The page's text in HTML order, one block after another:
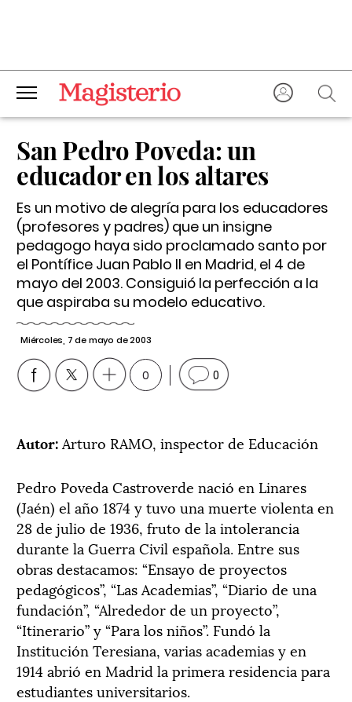
San Pedro Poveda: un
educador en los altares
Es un motivo de alegría para los educadores
(profesores y padres) que un insigne
pedagogo haya sido proclamado santo por
el Pontífice Juan Pablo II en Madrid, el 4 de
mayo del 2003. Consiguió la perfección a la
que aspiraba su modelo educativo.
Miércoles, 7 de mayo de 2003
0 0
Autor:Arturo RAMO, inspector de Educación
Pedro Poveda Castroverde nació en Linares
(Jaén) el año 1874 y tuvo una muerte violenta en
28 de julio de 1936, fruto de la intolerancia
durante la Guerra Civil española. Entre sus
obras destacamos: “Ensayo de proyectos
pedagógicos”, “Las Academias”, “Diario de una
fundación”, “Alrededor de un proyecto”,
“Itinerario” y “Para los niños”. Fundó la
Institución Teresiana, varias academias y en
1914 abrió en Madrid la primera residencia para
estudiantes universitarios.